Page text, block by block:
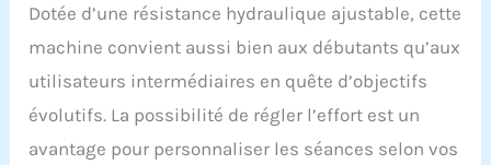
avec sangles réglables
vous offrent confort et
sécurité pendant
l'exercice. 8 niveaux de
résistance réglables :
huit types de
résistance peuvent être
Dotée d’une résistance hydraulique ajustable, cette
machine convient aussi bien aux débutants qu’aux
utilisateurs intermédiaires en quête d’objectifs
évolutifs. La possibilité de régler l’effort est un
avantage pour personnaliser les séances selon vos